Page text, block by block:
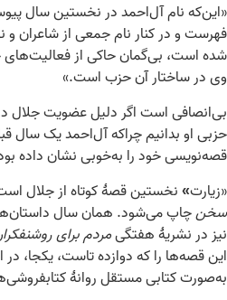
«این‌که نام آل‌احمد در نخستین سال
فهرست و در کنار نام جمعی از شاعران و
شده است، بی‌گمان حاکی از فعالیت‌های
وی در ساختار آن حزب است.»
بی‌انصافی است اگر دلیل عضویت جلال
حزبی او بدانیم چراکه آل‌احمد یک سال
قصه‌نویسی خود را به‌خوبی نشان داده
«زیارت» نخستین قصهٔ کوتاه از جلال است که
سخنچاپ می‌شود. همان سال
نیز در نشریهٔ هفتگیمردم برای
این قصه‌ها را که دوازده تاست، یکجا، در اسفندماه
به‌صورت کتابی مستقل روانهٔ